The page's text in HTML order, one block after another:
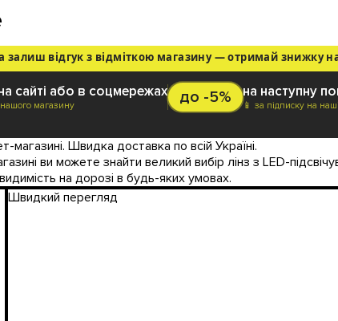
залиш відгук з відміткою магазину — отримай знижку
сайті або в соцмережах
магазину до -5% на наступну
📱 за підписку на
магазині. Швидка доставка по всій Україні.
ви можете знайти великий вибір лінз з LED-
на дорозі в будь-яких умовах.
Швидкий перегляд